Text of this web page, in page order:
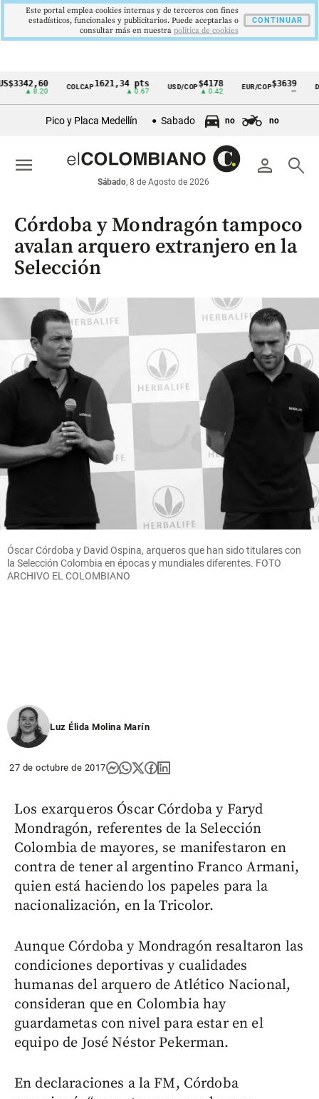
Cintillo
económicos
Colombia
COLCAP1621,34 pts USD/COP$4178
▲ 0.42
EUR/COP$3639
Pico y Placa Medellín Sabado no no
person search
Sábado, 8 de Agosto de 2026
menu
Córdoba y Mondragón tampoco
avalan arquero extranjero en la
Selección
Óscar Córdoba y David Ospina, arqueros que han sido titulares con
la Selección Colombia en épocas y mundiales diferentes. FOTO
ARCHIVO EL COLOMBIANO
Luz Élida Molina Marín
27 de octubre de 2017
Los exarqueros Óscar Córdoba y Faryd
Mondragón, referentes de la Selección
Colombia de mayores, se manifestaron en
contra de tener al argentino Franco Armani,
quien está haciendo los papeles para la
nacionalización, en la Tricolor.
Aunque Córdoba y Mondragón resaltaron las
condiciones deportivas y cualidades
humanas del arquero de Atlético Nacional,
consideran que en Colombia hay
guardametas con nivel para estar en el
equipo de José Néstor Pekerman.
En declaraciones a la FM, Córdoba
Este portal emplea cookies internas y de terceros con fines
estadísticos, funcionales y publicitarios. Puede aceptarlas o
consultar más en nuestra politica de cookies
CONTINUAR